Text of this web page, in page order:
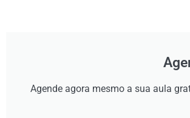
Agende agora mesmo a sua aula